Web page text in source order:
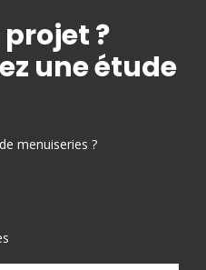
?
une étude
menuiseries ?